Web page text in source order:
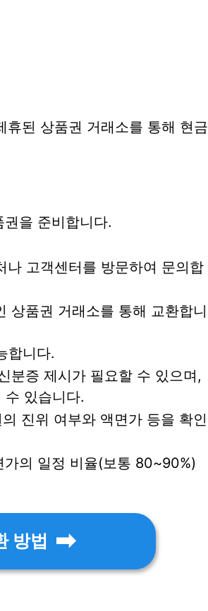
된 상품권 거래소를 통해 현금
을 준비합니다.
나 고객센터를 방문하여 문의합
상품권 거래소를 통해 교환합니
합니다.
분증 제시가 필요할 수 있으며,
수 있습니다.
진위 여부와 액면가 등을 확인
의 일정 비율(보통 80~90%)
방법